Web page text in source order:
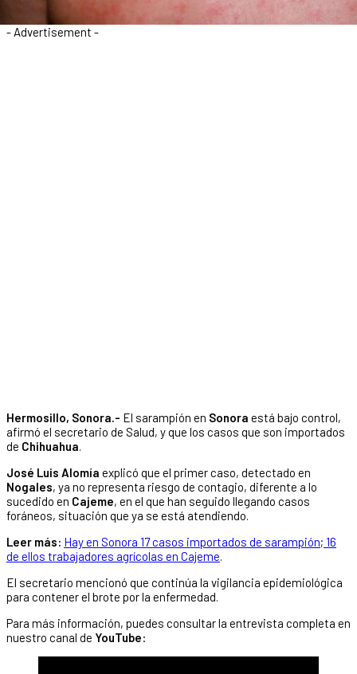
- Advertisement -
Hermosillo, Sonora.- El sarampión en Sonora está bajo control,
afirmó el secretario de Salud, y que los casos que son importados
de Chihuahua.
José Luis Alomía explicó que el primer caso, detectado en
Nogales, ya no representa riesgo de contagio, diferente a lo
sucedido en Cajeme, en el que han seguido llegando casos
foráneos, situación que ya se está atendiendo.
Leer más: Hay en Sonora 17 casos importados de sarampión; 16
de ellos trabajadores agrícolas en Cajeme.
El secretario mencionó que continúa la vigilancia epidemiológica
para contener el brote por la enfermedad.
Para más información, puedes consultar la entrevista completa en
nuestro canal de YouTube: